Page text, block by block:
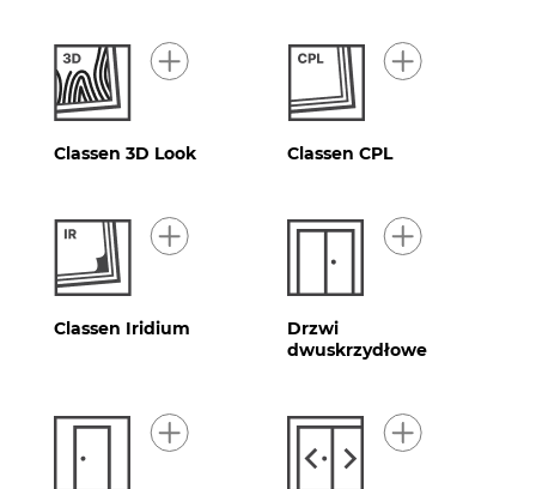
Classen 3D Look Classen CPL
Classen Iridium
Drzwi
dwuskrzydłowe